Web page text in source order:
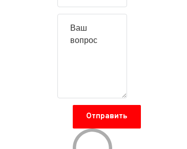
Отправить